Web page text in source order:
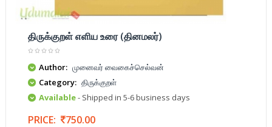
திருக்குறள் எளிய உரை (தினமலர்)
Author: முனைவர் வைகைச்செல்வன்
Category: திருக்குறள்
Available- Shipped in 5-6 business days
PRICE: 750.00